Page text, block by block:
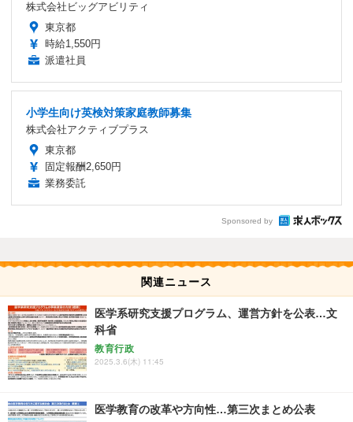
株式会社ビッグアビリティ
東京都
時給1,550円
派遣社員
小学生向け英検対策家庭教師募集
株式会社アクティブプラス
東京都
固定報酬2,650円
業務委託
Sponsored by
関連ニュース
医学系研究支援プログラム、運営方針を公表…文
科省
教育行政
2025.3.6(木) 11:45
医学教育の改革や方向性…第三次まとめ公表